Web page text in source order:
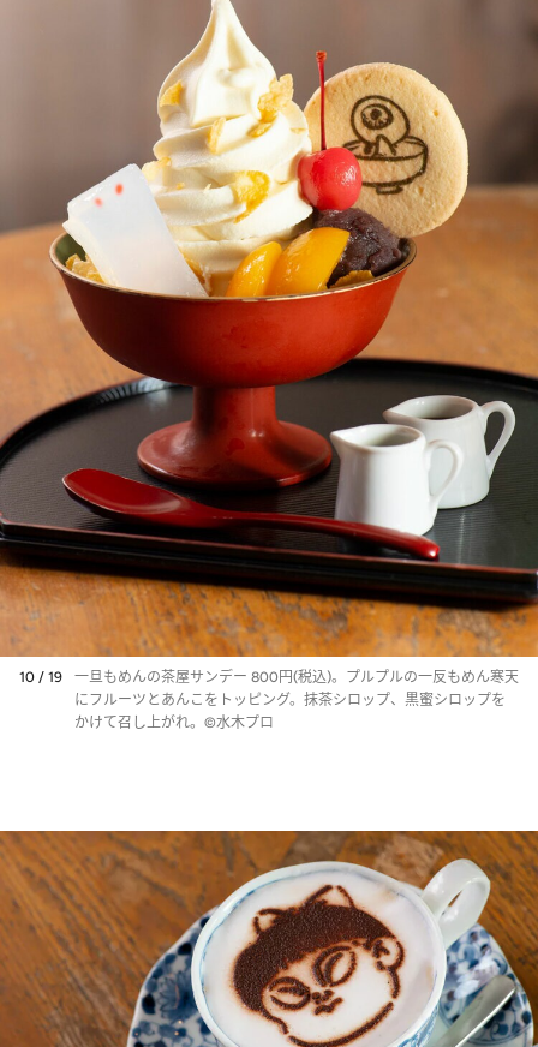
10 / 19
一旦もめんの茶屋サンデー 800円(税込)。プルプルの一反もめん寒天
にフルーツとあんこをトッピング。抹茶シロップ、黒蜜シロップを
かけて召し上がれ。©水木プロ